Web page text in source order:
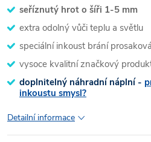
seříznutý hrot o šíři 1-5 mm
extra odolný vůči teplu a světlu
speciální inkoust brání
vysoce kvalitní značkový
doplnitelný náhradní náplní -
inkoustu smysl?
Detailní informace